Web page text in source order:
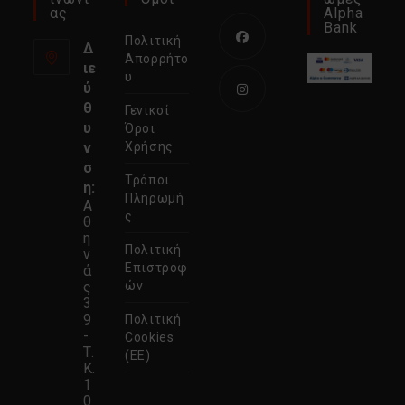
Ας
Δ
ιε
ύ
θ
υ
ν
σ
η:
Α
θ
η
ν
ά
ς
3
9
-
Τ.
Κ.
1
0
Πολιτική
Απορρήτο
υ
Γενικοί
Όροι
Χρήσης
Τρόποι
Πληρωμή
ς
Πολιτική
Επιστροφ
ών
Πολιτική
Cookies
(ΕΕ)
Alpha
Bank